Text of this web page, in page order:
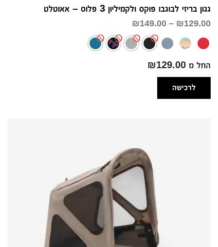
גגון בריזי לבוגבו פוקס ולקמיליון 3 פלוס – אאוטלט
₪129.00
–
₪149.00
עד
החל מ ₪129.00
לרכישה